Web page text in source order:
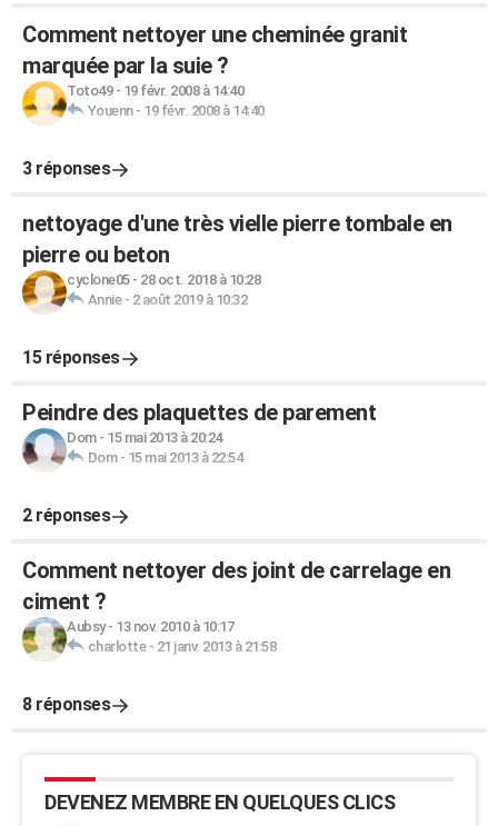
Comment nettoyer une cheminée granit
marquée par la suie ?
Toto49- 19 févr. 2008 à 14:40
Youenn- 19 févr. 2008 à 14:40
3 réponses
nettoyage d'une très vielle pierre tombale en
pierre ou beton
cyclone05- 28 oct. 2018 à 10:28
Annie- 2 août 2019 à 10:32
15 réponses
Peindre des plaquettes de parement
Dom- 15 mai 2013 à 20:24
Dom- 15 mai 2013 à 22:54
2 réponses
Comment nettoyer des joint de carrelage en
ciment ?
Aubsy- 13 nov. 2010 à 10:17
charlotte- 21 janv. 2013 à 21:58
8 réponses
DEVENEZ MEMBRE EN QUELQUES CLICS